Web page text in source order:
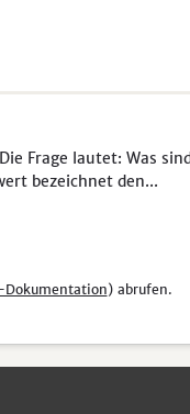
Frage lautet: Was
bezeichnet den...
Dokumentation) abrufen.